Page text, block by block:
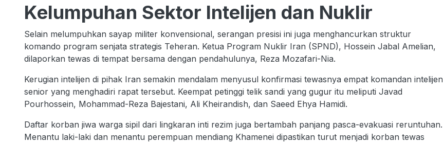
Kelumpuhan Sektor Intelijen dan Nuklir
Selain melumpuhkan sayap militer konvensional, serangan presisi ini juga menghancurkan struktur
komando program senjata strategis Teheran. Ketua Program Nuklir Iran (SPND), Hossein Jabal Amelian,
dilaporkan tewas di tempat bersama dengan pendahulunya, Reza Mozafari-Nia.
Kerugian intelijen di pihak Iran semakin mendalam menyusul konfirmasi tewasnya empat komandan intelijen
senior yang menghadiri rapat tersebut. Keempat petinggi telik sandi yang gugur itu meliputi Javad
Pourhossein, Mohammad-Reza Bajestani, Ali Kheirandish, dan Saeed Ehya Hamidi.
Daftar korban jiwa warga sipil dari lingkaran inti rezim juga bertambah panjang pasca-evakuasi reruntuhan.
Menantu laki-laki dan menantu perempuan mendiang Khamenei dipastikan turut menjadi korban tewas